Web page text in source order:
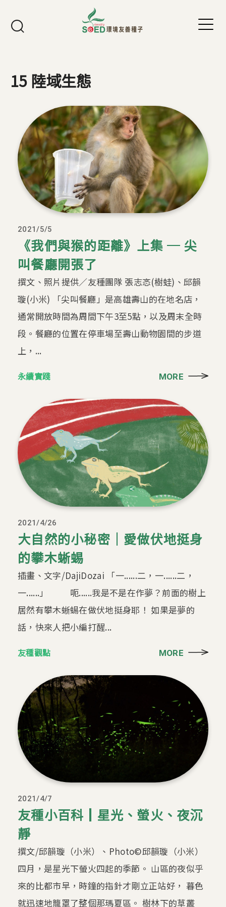
Jump to Navigation
Jump to Main content
15 陸域生態
2021/5/5
《我們與猴的距離》上集 ─ 尖
叫餐廳開張了
撰文、照片提供／友種團隊 張志忞(樹蛙)、邱韻
璇(小米) 「尖叫餐廳」是高雄壽山的在地名店，
通常開放時間為周間下午3至5點，以及周末全時
段。餐廳的位置在停車場至壽山動物園間的步道
上，...
永續實踐 MORE
2021/4/26
大自然的小秘密｜愛做伏地挺身
的攀木蜥蜴
插畫、文字/DajiDozai 「一......二，一......二，
一......」 呃......我是不是在作夢？前面的樹上
居然有攀木蜥蜴在做伏地挺身耶！ 如果是夢的
話，快來人把小編打醒...
友種觀點 MORE
2021/4/7
友種小百科┃星光、螢火、夜沉
靜
撰文/邱韻璇（小米）、Photo©邱韻璇（小米）
四月，是星光下螢火四起的季節。 山區的夜似乎
來的比都市早，時鐘的指針才剛立正站好， 暮色
就迅速地籠罩了整個那瑪夏區。 樹林下的草叢